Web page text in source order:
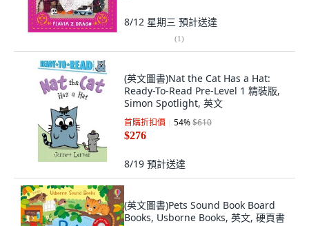
8/12 星期三 預計送達
(1)
(英文圖書)Nat the Cat Has a Hat:
Ready-To-Read Pre-Level 1 精裝版,
Simon Spotlight, 英文
首購折扣價 54%$610
$276
8/19 預計送達
(英文圖書)Pets Sound Book Board
Books, Usborne Books, 英文, 硬頁書